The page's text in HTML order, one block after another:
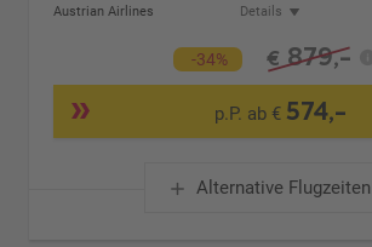
Austrian Airlines
Details
-34% € 879,-
p.P. ab € 574,-
Alternative Flugzeiten